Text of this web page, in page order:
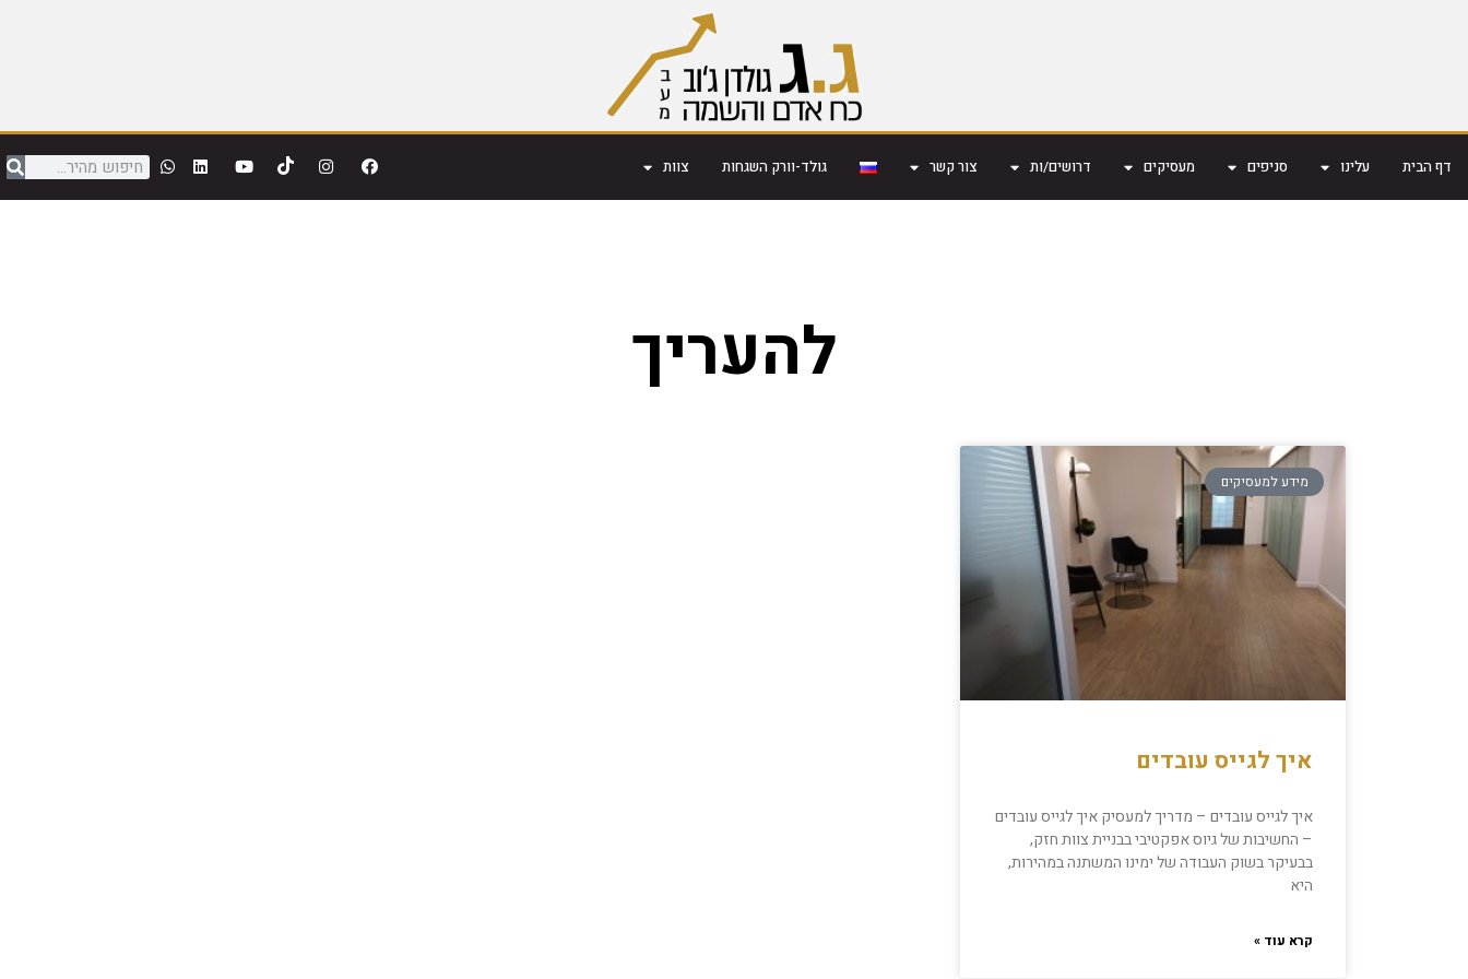
דף הבית עלינו סניפים מעסיקים דרושים/ות צור קשר גולד-וורק השגחות צוות
להעריך
מידע למעסיקים
איך לגייס עובדים
איך לגייס עובדים – מדריך למעסיק איך לגייס עובדים
– החשיבות של גיוס אפקטיבי בבניית צוות חזק,
בבעיקר בשוק העבודה של ימינו המשתנה במהירות,
היא
קרא עוד »